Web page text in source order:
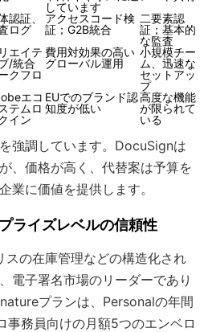
しています
認証、
ログ
アクセスコード検
証；G2B統合
二要素認
証；基本的
な監査
エイテ
/統合
クフロ
費用対効果の高い
グローバル運用
小規模チー
ム、迅速な
セットアッ
プ
エコ
テムロ
イン
EUでのブランド認
知度が低い
高度な機能
が限られて
いる
強調しています。DocuSignは
、価格が高く、代替案は予算を
業に価値を提供します。
ライズレベルの信頼性
の在庫管理などの構造化され
電子署名市場のリーダーであり
プランは、Personalの年間
事務員向けの月額5つのエンベロ